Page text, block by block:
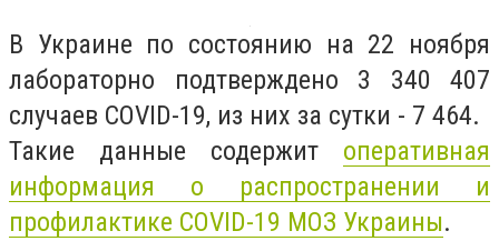
В Украине по состоянию на 22 ноября
лабораторно подтверждено 3 340 407
случаев COVID-19, из них за сутки - 7 464.
Такие данные содержит оперативная
информация о распространении и
профилактике COVID-19 МОЗ Украины.